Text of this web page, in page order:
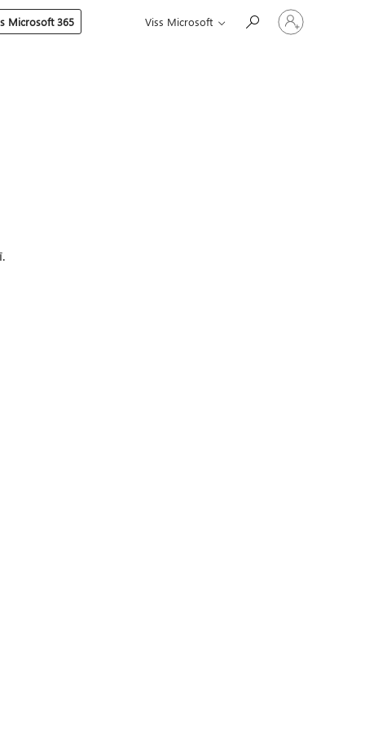
Microsoft 365 Viss Microsoft
Pierakstieties
savā
kontā